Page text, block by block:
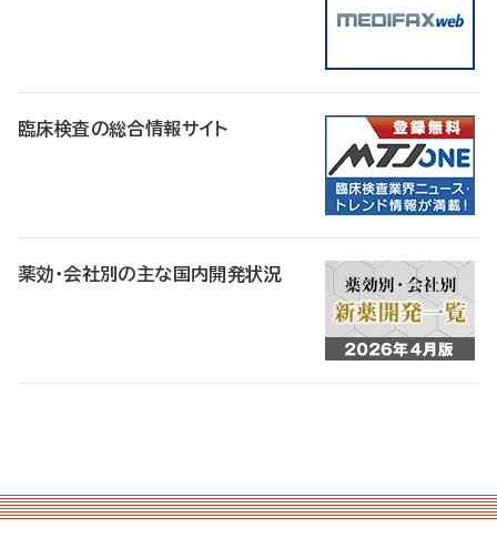
臨床検査の総合情報サイト
薬効・会社別の主な国内開発状況